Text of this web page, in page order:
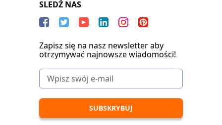
SLEDŹ NAS
Zapisz się na nasz newsletter aby
otrzymywać najnowsze wiadomości!